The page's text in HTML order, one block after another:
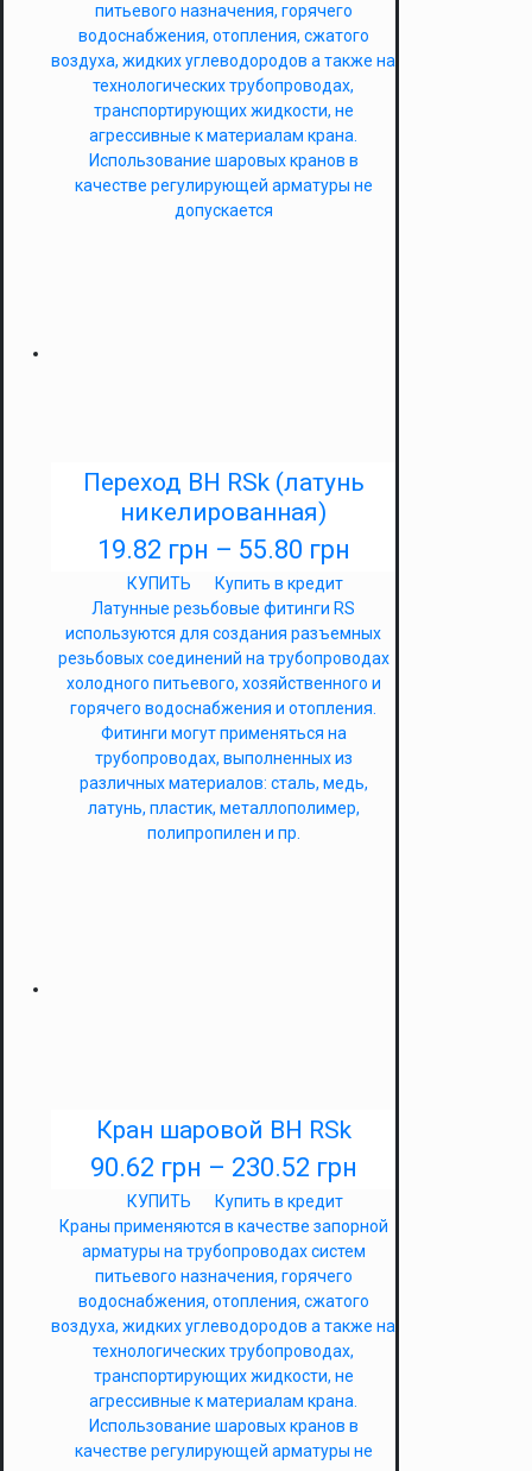
питьевого назначения, горячего
водоснабжения, отопления, сжатого
воздуха, жидких углеводородов а также на
технологических трубопроводах,
транспортирующих жидкости, не
агрессивные к материалам крана.
Использование шаровых кранов в
качестве регулирующей арматуры не
допускается
Переход ВН RSk (латунь
никелированная)
19.82 грн – 55.80 грн
КУПИТЬ
Купить в кредит
Латунные резьбовые фитинги RS
используются для создания разъемных
резьбовых соединений на трубопроводах
холодного питьевого, хозяйственного и
горячего водоснабжения и отопления.
Фитинги могут применяться на
трубопроводах, выполненных из
различных материалов: сталь, медь,
латунь, пластик, металлополимер,
полипропилен и пр.
Кран шаровой ВН RSk
90.62 грн – 230.52 грн
КУПИТЬ
Купить в кредит
Краны применяются в качестве запорной
арматуры на трубопроводах систем
питьевого назначения, горячего
водоснабжения, отопления, сжатого
воздуха, жидких углеводородов а также на
технологических трубопроводах,
транспортирующих жидкости, не
агрессивные к материалам крана.
Использование шаровых кранов в
качестве регулирующей арматуры не